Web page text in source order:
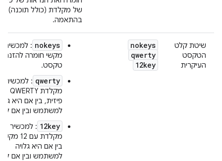
של מקלדת (כולל תוכנה),
בהתאמה.
שיטת קלט
הטקסט
העיקרית
nokeys
qwerty
12key
nokeys : למכשיר
מקשי חומרה להזנת
טקסט.
qwerty : למכשיר
מקלדת QWERTY
פיזית, בין אם היא
למשתמש ובין אם
12key : למכשיר יש
מקלדת עם 12
בין אם היא גלויה
למשתמש ובין אם